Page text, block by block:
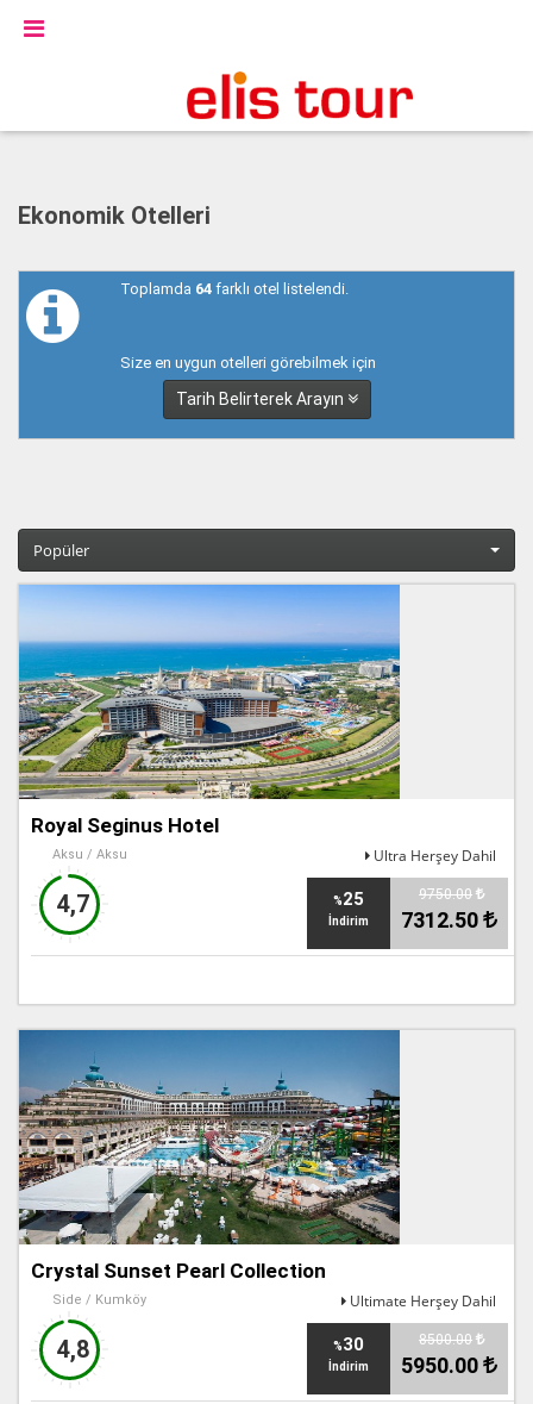
Ekonomik Otelleri
Toplamda 64farklı otel listelendi.
Size en uygun otelleri görebilmek için
Tarih Belirterek Arayın
Popüler
Royal Seginus Hotel
Aksu / Aksu Ultra Herşey Dahil
4,7 %25
İndirim
9750.00
7312.50
Crystal Sunset Pearl Collection
Side / Kumköy Ultimate Herşey Dahil
4,8 %30
İndirim
8500.00
5950.00